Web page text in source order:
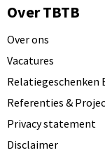
Over TBTB
Over ons
Vacatures
Relatiegeschenken
Referenties &
Privacy statement
Disclaimer